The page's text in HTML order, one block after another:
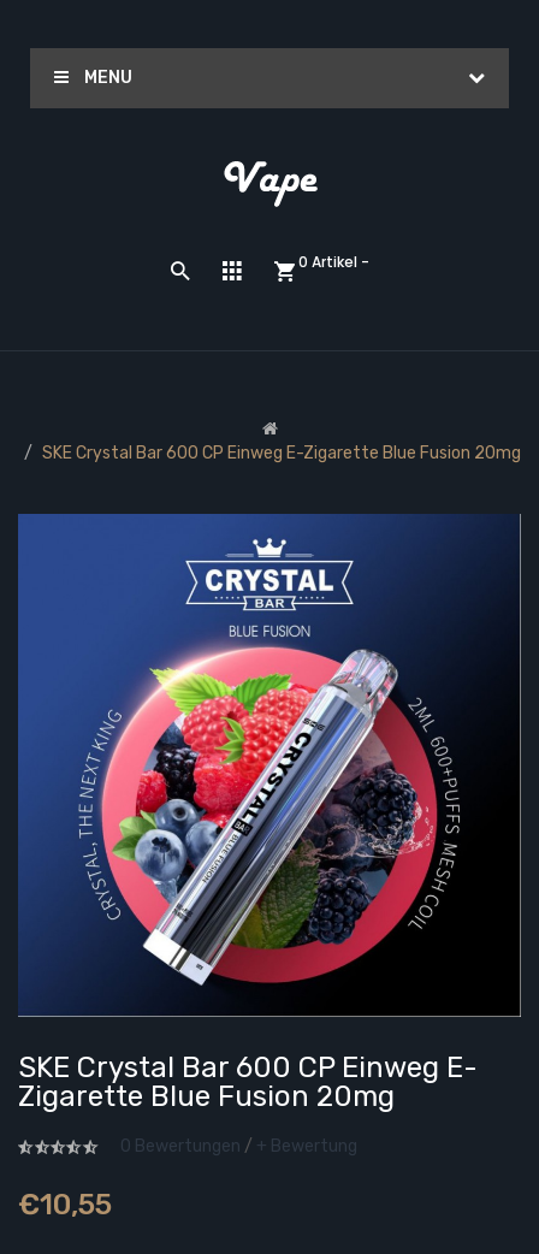
MENU
0 Artikel -
SKE Crystal Bar 600 CP Einweg E-Zigarette Blue Fusion 20mg
SKE Crystal Bar 600 CP Einweg E-
Zigarette Blue Fusion 20mg
0 Bewertungen / + Bewertung
€10,55